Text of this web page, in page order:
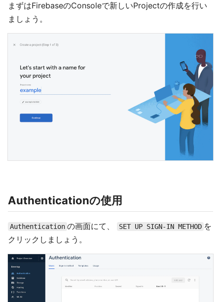
まずはFirebaseのConsoleで新しいProjectの作成を行い
ましょう。
Authenticationの使用
Authentication の画面にて、 SET UP SIGN-IN METHOD を
クリックしましょう。